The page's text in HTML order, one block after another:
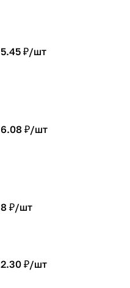
5.45 ₽/шт
6.08 ₽/шт
8 ₽/шт
2.30 ₽/шт